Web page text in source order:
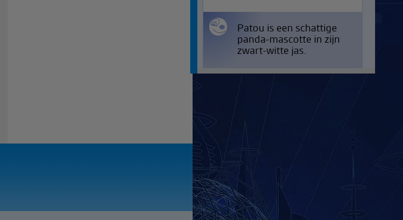
Patou is een schattige
panda-mascotte in zijn
zwart-witte jas.